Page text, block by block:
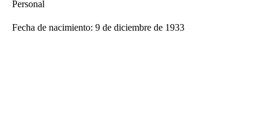
Personal
Fecha de nacimiento: 9 de diciembre de 1933